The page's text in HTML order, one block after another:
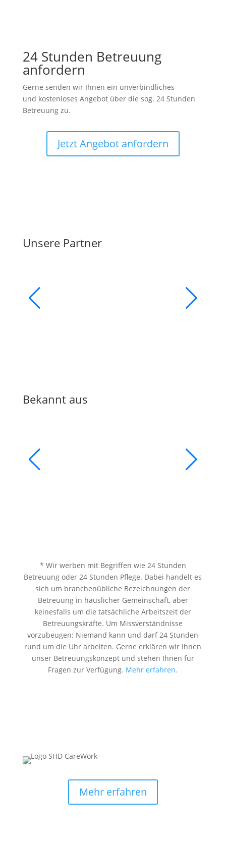
24 Stunden Betreuung
anfordern
Gerne senden wir Ihnen ein unverbindliches
und kostenloses Angebot über die sog. 24 Stunden
Betreuung zu.
Jetzt Angebot anfordern
Unsere Partner
Bekannt aus
* Wir werben mit Begriffen wie 24 Stunden
Betreuung oder 24 Stunden Pflege. Dabei handelt es
sich um branchenübliche Bezeichnungen der
Betreuung in häuslicher Gemeinschaft, aber
keinesfalls um die tatsächliche Arbeitszeit der
Betreuungskräfte. Um Missverständnisse
vorzubeugen: Niemand kann und darf 24 Stunden
rund um die Uhr arbeiten. Gerne erklären wir Ihnen
unser Betreuungskonzept und stehen Ihnen für
Fragen zur Verfügung. Mehr erfahren.
Mehr erfahren